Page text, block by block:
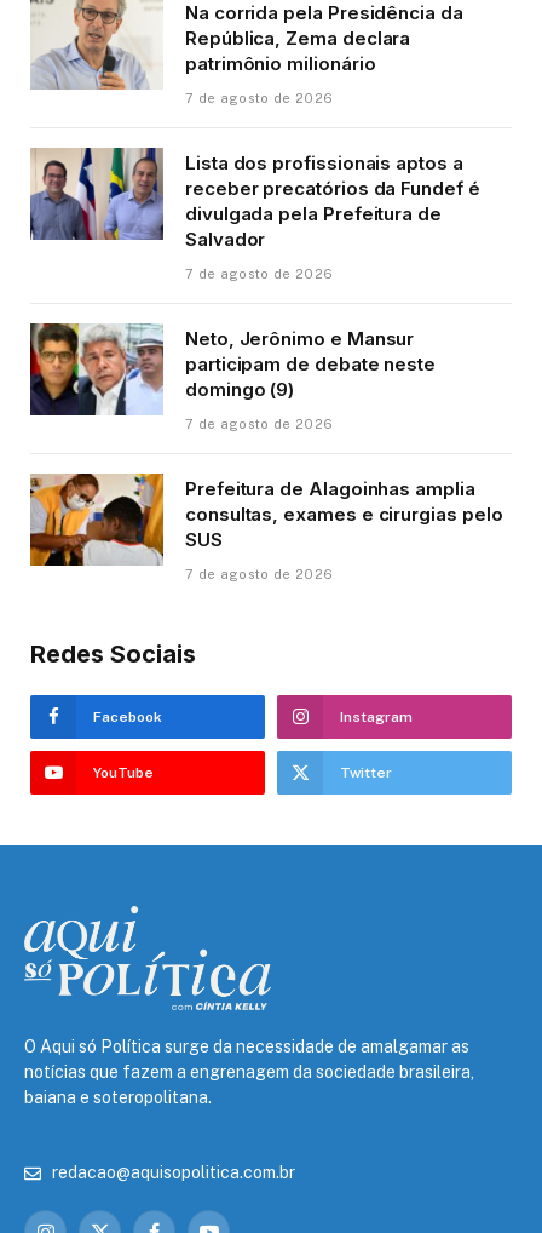
Na corrida pela Presidência da
República, Zema declara
patrimônio milionário
7 de agosto de 2026
Lista dos profissionais aptos a
receber precatórios da Fundef é
divulgada pela Prefeitura de
Salvador
7 de agosto de 2026
Neto, Jerônimo e Mansur
participam de debate neste
domingo (9)
7 de agosto de 2026
Prefeitura de Alagoinhas amplia
consultas, exames e cirurgias pelo
SUS
7 de agosto de 2026
Redes Sociais
Facebook Instagram
YouTube Twitter
O Aqui só Política surge da necessidade de amalgamar as
notícias que fazem a engrenagem da sociedade brasileira,
baiana e soteropolitana.
redacao@aquisopolitica.com.br